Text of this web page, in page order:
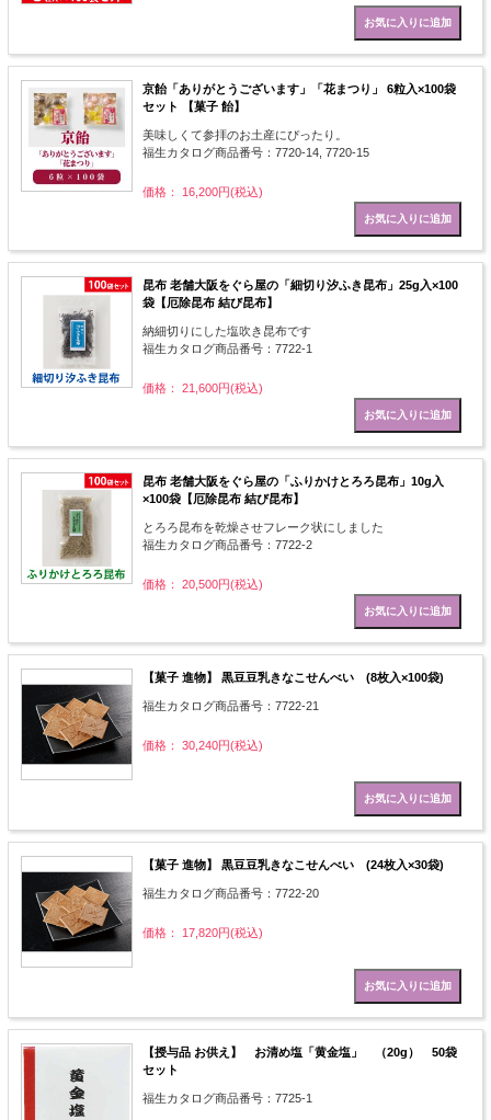
京飴「ありがとうございます」「花まつり」 6粒入×100袋
セット 【菓子 飴】
美味しくて参拝のお土産にぴったり。
福生カタログ商品番号：7720-14, 7720-15
価格： 16,200円(税込)
昆布 老舗大阪をぐら屋の「細切り汐ふき昆布」25g入×100
袋【厄除昆布 結び昆布】
納細切りにした塩吹き昆布です
福生カタログ商品番号：7722-1
価格： 21,600円(税込)
昆布 老舗大阪をぐら屋の「ふりかけとろろ昆布」10g入
×100袋【厄除昆布 結び昆布】
とろろ昆布を乾燥させフレーク状にしました
福生カタログ商品番号：7722-2
価格： 20,500円(税込)
【菓子 進物】 黒豆豆乳きなこせんべい (8枚入×100袋)
福生カタログ商品番号：7722-21
価格： 30,240円(税込)
【菓子 進物】 黒豆豆乳きなこせんべい (24枚入×30袋)
福生カタログ商品番号：7722-20
価格： 17,820円(税込)
【授与品 お供え】 お清め塩「黄金塩」 （20g） 50袋
セット
福生カタログ商品番号：7725-1